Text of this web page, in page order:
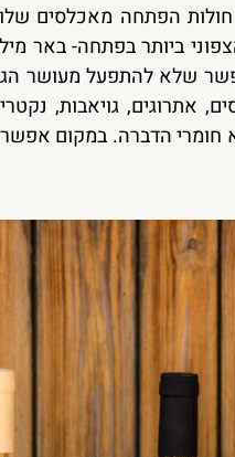
ניצנה היא שער הכניסה הצפוני לכביש 10.
ביותר בפתחה- באר
שלא להתפעל מעושר
אתרוגים, גויאבות,
הדברה. במקום אפשר